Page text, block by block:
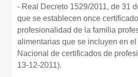
- Real Decreto 1529/2011, de 31
que se establecen once
profesionalidad de la familia
alimentarias que se incluyen en
Nacional de certificados de
13-12-2011).